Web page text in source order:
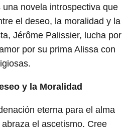
novela introspectiva que
el deseo, la moralidad y la
Jérôme Palissier, lucha por
por su prima Alissa con
y la Moralidad
eterna para el alma
el ascetismo. Cree